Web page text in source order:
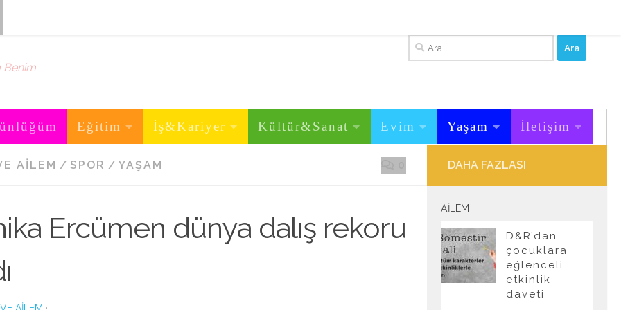
Benim
Arama:
Eğitim İş&Kariyer Kültür&Sanat Evim Yaşam İletişim
AILEM / SPOR / YAŞAM
Ercümen dünya dalış rekoru
DAHA FAZLASI
AILEM
D&R’dan
çocuklara
eğlenceli
etkinlik
daveti